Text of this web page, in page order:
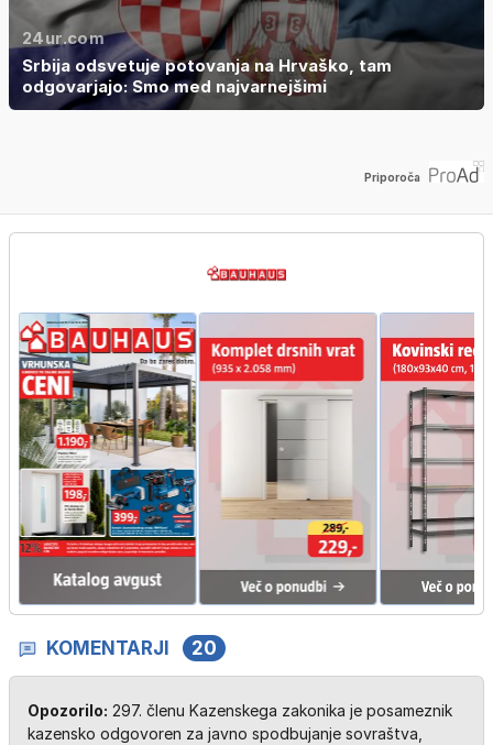
24ur.com
Srbija odsvetuje potovanja na Hrvaško, tam
odgovarjajo: Smo med najvarnejšimi
Priporoča
KOMENTARJI 20
Opozorilo: 297. členu Kazenskega zakonika je posameznik
kazensko odgovoren za javno spodbujanje sovraštva,